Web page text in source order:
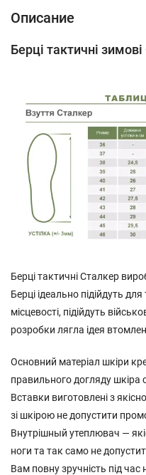
Описание
Берці тактичні
Берці тактичні Сталкер
Берці ідеально підійдуть
місцевості, підійдуть
розробки лягла ідея
Основний матеріал шкіри
правильного догляду шкіра
Вставки виготовлені з
зі шкірою не допустити
Внутрішный утеплювач —
ноги та так само не
Вам повну зручність під час